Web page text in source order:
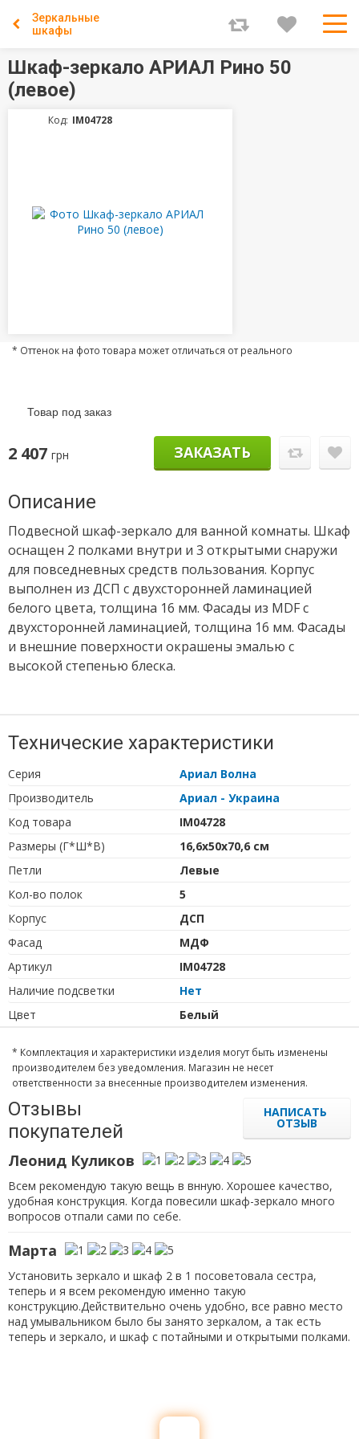
Зеркальные
шкафы
Шкаф-зеркало АРИАЛ Рино 50
(левое)
Код: IM04728
* Оттенок на фото товара может отличаться от реального
Товар под заказ
2 407 грн ЗАКАЗАТЬ
Описание
Подвесной шкаф-зеркало для ванной комнаты. Шкаф
оснащен 2 полками внутри и 3 открытыми снаружи
для повседневных средств пользования. Корпус
выполнен из ДСП с двухсторонней ламинацией
белого цвета, толщина 16 мм. Фасады из MDF с
двухсторонней ламинацией, толщина 16 мм. Фасады
и внешние поверхности окрашены эмалью с
высокой степенью блеска.
Технические характеристики
Серия
Ариал Волна
Производитель
Ариал - Украина
Код товара
IM04728
Размеры (Г*Ш*В)
16,6х50х70,6 см
Петли
Левые
Кол-во полок
5
Корпус
ДСП
Фасад
МДФ
Артикул
IM04728
Наличие подсветки
Нет
Цвет
Белый
* Комплектация и характеристики изделия могут быть изменены
производителем без уведомления. Магазин не несет
ответственности за внесенные производителем изменения.
Отзывы
покупателей
НАПИСАТЬ
ОТЗЫВ
Леонид Куликов
Всем рекомендую такую вещь в внную. Хорошее качество,
удобная конструкция. Когда повесили шкаф-зеркало много
вопросов отпали сами по себе.
Марта
Установить зеркало и шкаф 2 в 1 посоветовала сестра,
теперь и я всем рекомендую именно такую
конструкцию.Действительно очень удобно, все равно место
над умывальником было бы занято зеркалом, а так есть
теперь и зеркало, и шкаф с потайными и открытыми полками.